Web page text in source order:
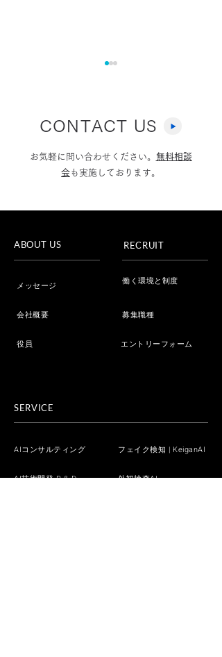
フジテレビ「Live News
CONTACT US
お気軽に問い合わせください。
無料相談
会も実施しております。
ABOUT US
メッセージ
会社概要
役員
RECRUIT
働く環境と制度
募集職種
エントリーフォーム
SERVICE
AIコンサルティング
AI技術開発 R & D
フェイク検知 | KeiganAI
外観検査AI